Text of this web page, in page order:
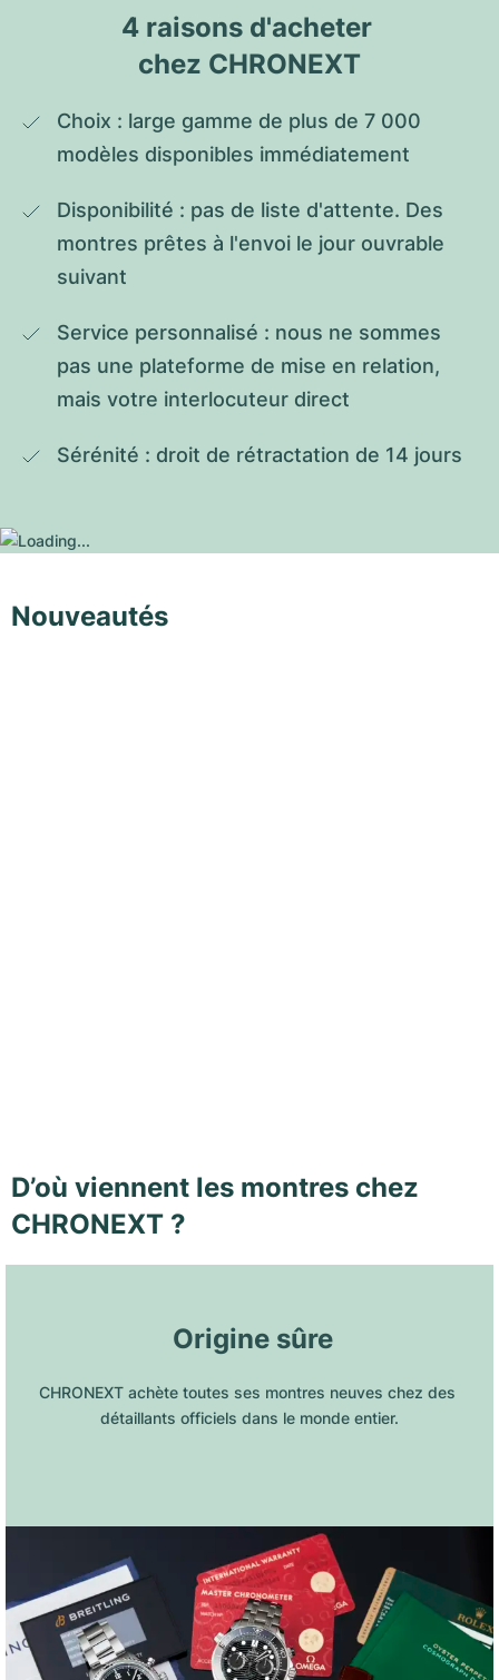
4 raisons d'acheter
chez CHRONEXT
Choix : large gamme de plus de 7 000
modèles disponibles immédiatement
Disponibilité : pas de liste d'attente. Des
montres prêtes à l'envoi le jour ouvrable
suivant
Service personnalisé : nous ne sommes
pas une plateforme de mise en relation,
mais votre interlocuteur direct
Sérénité : droit de rétractation de 14 jours
Nouveautés
D’où viennent les montres chez
CHRONEXT ?
Origine sûre
CHRONEXT achète toutes ses montres neuves chez des
détaillants officiels dans le monde entier.